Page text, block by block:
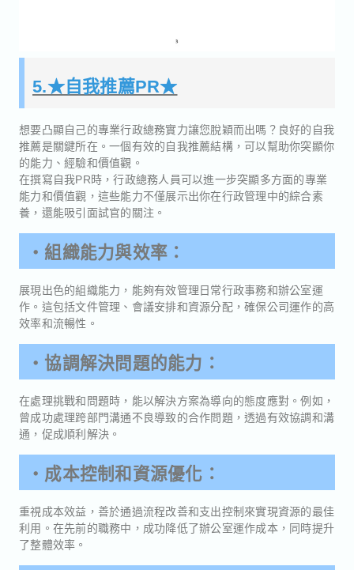
5.★自我推薦PR★
想要凸顯自己的專業行政總務實力讓您脫穎而出嗎？良好的自我
推薦是關鍵所在。一個有效的自我推薦結構，可以幫助你突顯你
的能力、經驗和價值觀。
在撰寫自我PR時，行政總務人員可以進一步突顯多方面的專業
能力和價值觀，這些能力不僅展示出你在行政管理中的綜合素
養，還能吸引面試官的關注。
・組織能力與效率：
展現出色的組織能力，能夠有效管理日常行政事務和辦公室運
作。這包括文件管理、會議安排和資源分配，確保公司運作的高
效率和流暢性。
・協調解決問題的能力：
在處理挑戰和問題時，能以解決方案為導向的態度應對。例如，
曾成功處理跨部門溝通不良導致的合作問題，透過有效協調和溝
通，促成順利解決。
・成本控制和資源優化：
重視成本效益，善於通過流程改善和支出控制來實現資源的最佳
利用。在先前的職務中，成功降低了辦公室運作成本，同時提升
了整體效率。